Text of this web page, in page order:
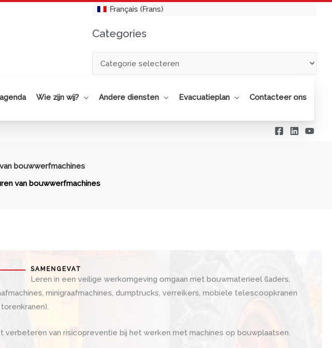
Français (Frans)
Categories
Wie zijn wij? Andere diensten Evacuatieplan Contacteer ons
bouwwerfmachines
van bouwwerfmachines
SAMENGEVAT
Leren in een veilige werkomgeving omgaan met bouwmaterieel (laders,
minigraafmachines, dumptrucks, verreikers, mobiele telescoopkranen
verbeteren van risicopreventie bij het werken met machines op bouwplaatsen.